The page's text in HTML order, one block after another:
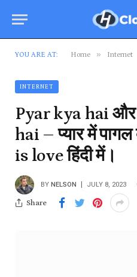
YOU ARE AT: Home » Internet
INTERNET
Pyar kya hai
hai – प्यार में
is love हिंदी में।
BY NELSON JULY 8, 2023
Share